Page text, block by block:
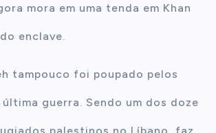
mora em uma tenda em Khan
enclave.
tampouco foi poupado pelos
guerra. Sendo um dos doze